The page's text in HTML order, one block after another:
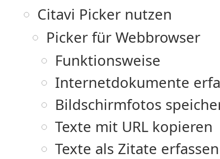
Citavi Picker nutzen
Picker für Webbrowser
Funktionsweise
Internetdokumente
Bildschirmfotos
Texte mit URL kopieren
Texte als Zitate erfassen